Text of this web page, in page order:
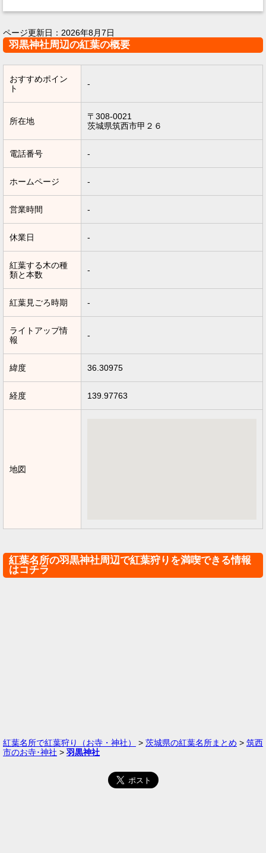
ページ更新日： 2026年8月7日
羽黒神社周辺の紅葉の概要
おすすめポイン
ト
-
所在地
〒308-0021
茨城県筑西市甲２６
電話番号 -
ホームページ -
営業時間 -
休業日 -
紅葉する木の種
類と本数
-
紅葉見ごろ時期 -
ライトアップ情
報
-
緯度 36.30975
経度 139.97763
地図
紅葉名所の羽黒神社周辺で紅葉狩りを満喫できる情報
はコチラ
紅葉名所で紅葉狩り（お寺・神社） > 茨城県の紅葉名所まとめ > 筑西
市のお寺･神社 > 羽黒神社